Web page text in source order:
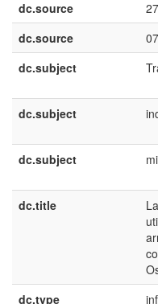
dc.source
dc.source
dc.subject
dc.subject
dc.subject
dc.title
dc.type